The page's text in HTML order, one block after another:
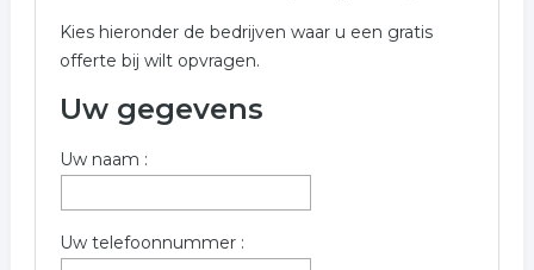
installatiebedrijf gerelateerde bedrijven in de omgeving
van Apeldoorn voor een vrijblijvende aanvraag.
Voor meer informatie over installatiebedrijf in Apeldoorn
bedrijven gevonden.
Trefwoorden:
Kies hieronder de bedrijven waar u een gratis
offerte bij wilt opvragen.
Uw gegevens
Uw naam :
Uw telefoonnummer :